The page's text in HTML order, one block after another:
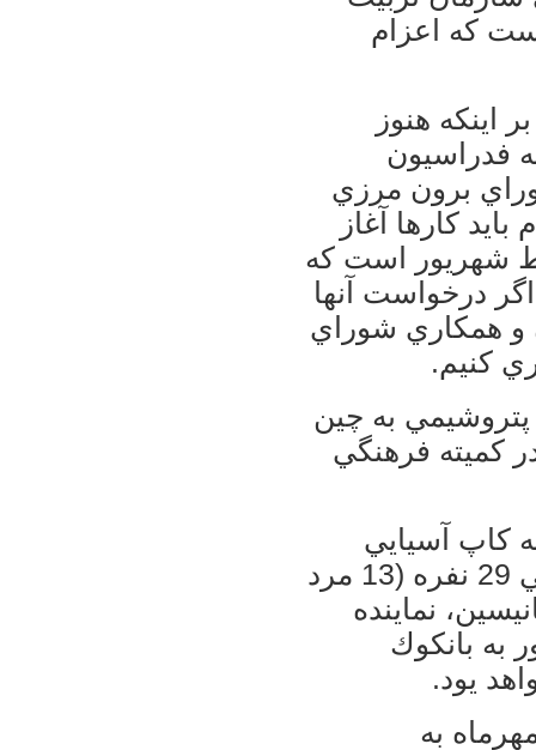
كه اعزام
اينكه هنوز
فدراسيون
برون مرزي
اعزام بايد كارها آغاز
شهريور است كه
اگر درخواست آنها
و همكاري شوراي
كنيم.
پتروشيمي به چين
كميته فرهنگي
كاپ آسيايي
تايلند خبر داد و گفت: تيم ايران با تركيبي 29 نفره (13 مرد
نماينده
17 شهريور به بانكوك
به